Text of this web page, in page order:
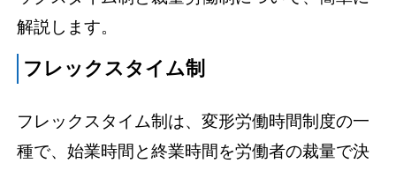
解説します。
フレックスタイム制
フレックスタイム制は、変形労働時間制度の一
種で、始業時間と終業時間を労働者の裁量で決